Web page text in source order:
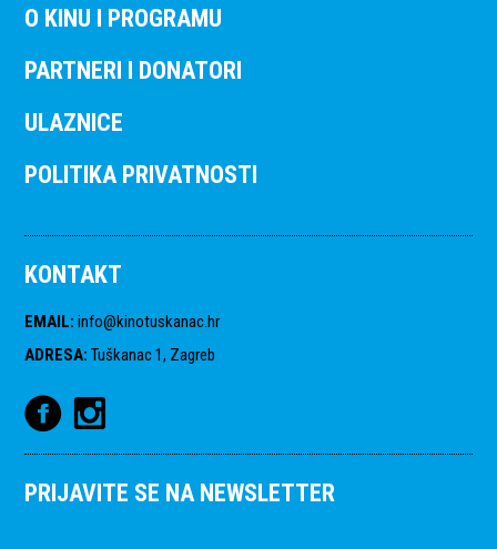
O KINU I PROGRAMU
PARTNERI I DONATORI
ULAZNICE
POLITIKA PRIVATNOSTI
KONTAKT
EMAIL: info@kinotuskanac.hr
ADRESA: Tuškanac 1, Zagreb
PRIJAVITE SE NA NEWSLETTER